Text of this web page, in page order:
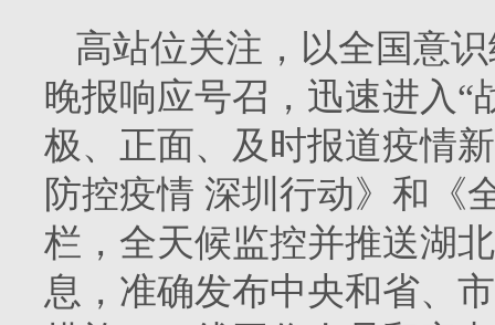
高站位关注，以全国意
晚报响应号召，迅速进入“
极、正面、及时报道疫情
防控疫情 深圳行动》和《
栏，全天候监控并推送湖
息，准确发布中央和省、